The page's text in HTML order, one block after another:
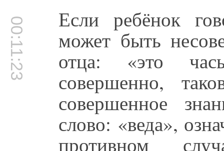
00:11:23 Если ребёнок
может быть
отца: «это
совершенно,
совершенное
слово: «веда»,
противном